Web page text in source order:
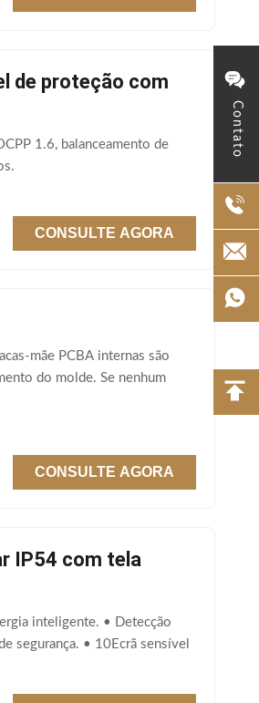
Contato
de proteção com
1.6, balanceamento de
CONSULTE AGORA
mãe PCBA internas são
do molde. Se nenhum
CONSULTE AGORA
IP54 com tela
inteligente. • Detecção
segurança. • 10Ecrã sensível